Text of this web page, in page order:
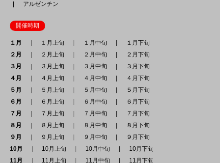
アルゼンチン
開催時期
１月 １月上旬 １月中旬
１月下旬
２月
２月上旬 ２月中旬
２月下旬
３月
３月上旬 ３月中旬
３月下旬
４月
４月上旬 ４月中旬
４月下旬
５月
５月上旬 ５月中旬
５月下旬
６月
６月上旬 ６月中旬
６月下旬
７月
７月上旬 ７月中旬
７月下旬
８月
８月上旬 ８月中旬
８月下旬
９月
９月上旬 ９月中旬
９月下旬
10月
10月上旬 10月中旬
10月下旬
11月
11月上旬 11月中旬 11月下旬